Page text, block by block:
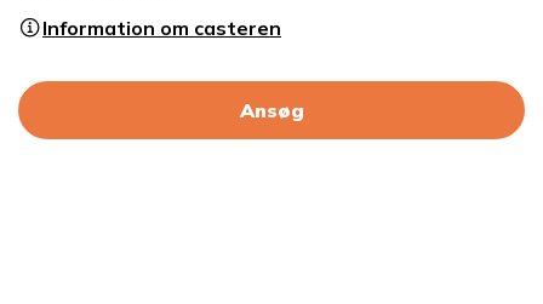
Information om casteren
Ansøg